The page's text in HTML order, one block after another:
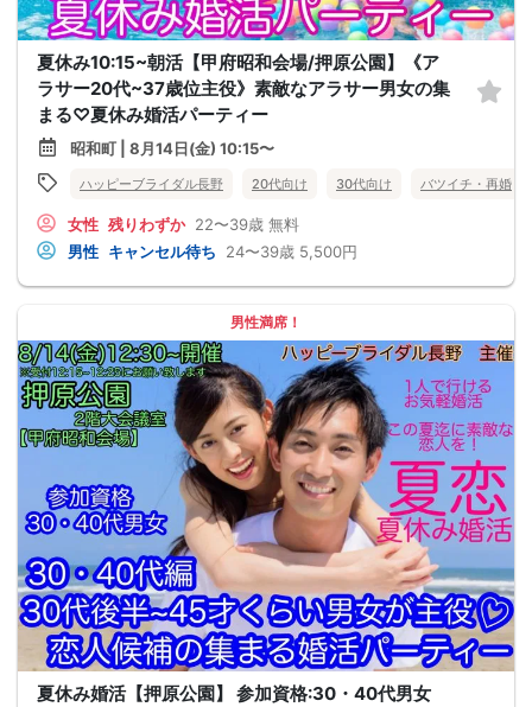
夏休み10:15~朝活【甲府昭和会場/押原公園】《ア
ラサー20代~37歳位主役》素敵なアラサー男女の集
まる♡夏休み婚活パーティー
昭和町 | 8月14日(金) 10:15〜
ハッピーブライダル長野 20代向け 30代向け バツイチ・再婚
女性 残りわずか 22〜39歳 無料
男性 キャンセル待ち 24〜39歳 5,500円
男性満席！
夏休み婚活【押原公園】 参加資格:30・40代男女